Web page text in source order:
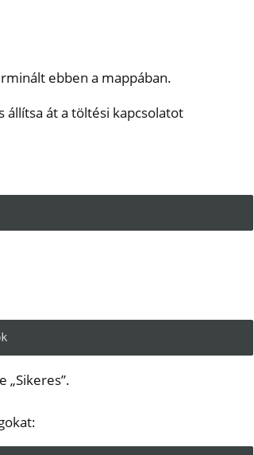
ebben a mappában.
állítsa át a töltési kapcsolatot
„Sikeres”.